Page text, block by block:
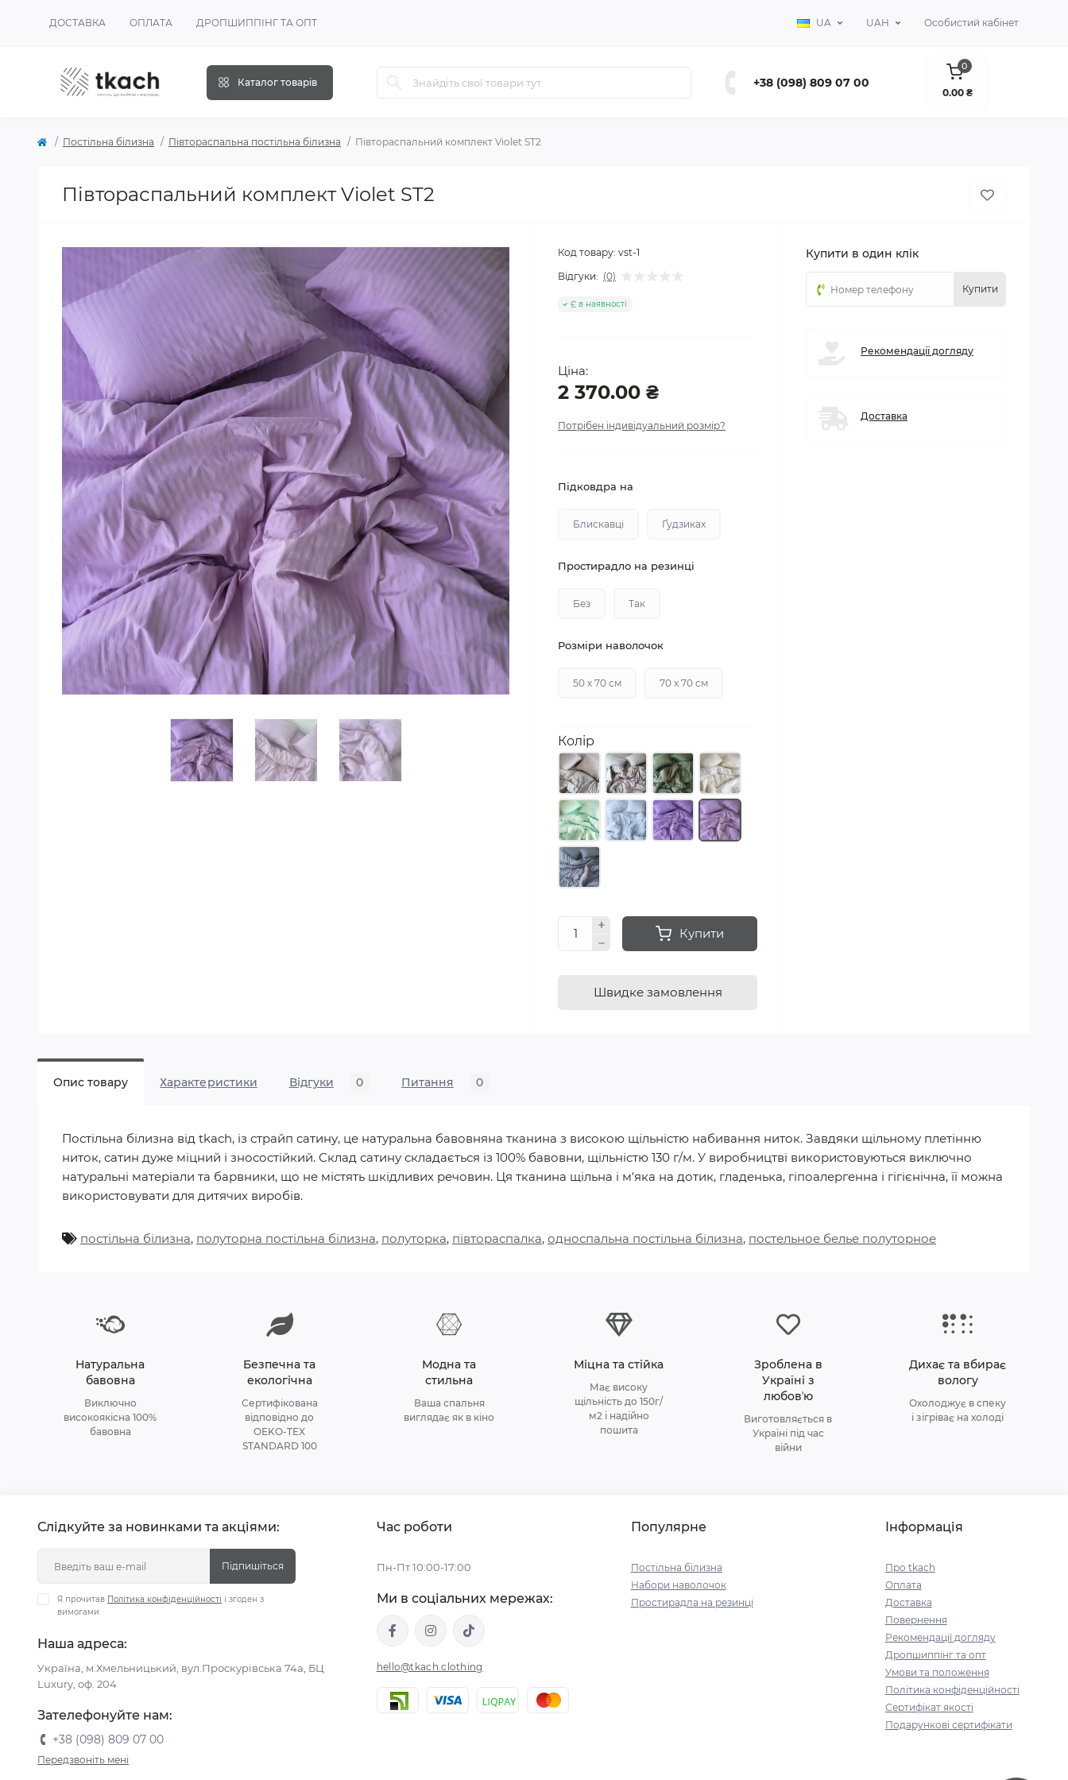
ДОСТАВКА ОПЛАТА ДРОПШИППІНГ ТА ОПТ UA UAH Особистий кабінет
Каталог товарів +38 (098) 809 07 00
0
0.00 ₴
Постільна білизна Півтораспальна постільна білизна Півтораспальний комплект Violet ST2
Півтораспальний комплект Violet ST2
Код товару: vst-1
Відгуки: (0)
Є в наявності
Ціна:
2 370.00 ₴
Потрібен індивідуальний розмір?
Підковдра на
Блискавці Ґудзиках
Простирадло на резинці
Без Так
Розміри наволочок
50 х 70 см 70 х 70 см
Колір
Купити
Швидке замовлення
Купити в один клік
Купити
Рекомендації догляду
Доставка
Опис товару Характеристики Відгуки 0 Питання 0
Постільна білизна від tkach, із страйп сатину, це натуральна бавовняна тканина з високою щільністю набивання ниток. Завдяки щільному плетінню
ниток, сатин дуже міцний і зносостійкий. Склад сатину складається із 100% бавовни, щільністю 130 г/м. У виробництві використовуються виключно
натуральні матеріали та барвники, що не містять шкідливих речовин. Ця тканина щільна і м'яка на дотик, гладенька, гіпоалергенна і гігієнічна, її можна
використовувати для дитячих виробів.
постільна білизна, полуторна постільна білизна, полуторка, півтораспалка, односпальна постільна білизна, постельное белье полуторное
Натуральна
бавовна
Виключно
високоякісна 100%
бавовна
Безпечна та
екологічна
Сертифікована
відповідно до
OEKO-TEX
STANDARD 100
Модна та
стильна
Ваша спальня
виглядає як в кіно
Міцна та стійка
Має високу
щільність до 150г/
м2 і надійно
пошита
Зроблена в
Україні з
любовʼю
Виготовляється в
Україні під час
війни
Дихає та вбирає
вологу
Охолоджує в спеку
і зігріває на холоді
Слідкуйте за новинками та акціями:
Підпишіться
Я прочитав Політика конфіденційності і згоден з
вимогами
Наша адреса:
Україна, м.Хмельницький, вул.Проскурівська 74а, БЦ
Luxury, оф. 204
Зателефонуйте нам:
+38 (098) 809 07 00
Передзвоніть мені
Час роботи
Пн-Пт 10:00-17:00
Ми в соціальних мережах:
hello@tkach.clothing
Популярне
Постільна білизна
Набори наволочок
Простирадла на резинці
Інформація
Про tkach
Оплата
Доставка
Повернення
Рекомендації догляду
Дропшиппінг та опт
Умови та положення
Політика конфіденційності
Сертифікат якості
Подарункові сертифікати